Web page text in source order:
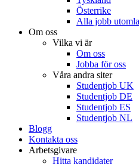
Österrike
Alla jobb
Om oss
Vilka vi är
Om oss
Jobba för oss
Våra andra siter
Studentjob UK
Studentjob DE
Studentjob ES
Studentjob NL
Blogg
Kontakta oss
Arbetsgivare
Hitta kandidater